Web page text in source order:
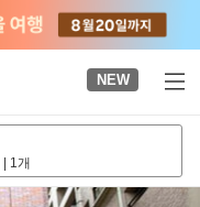
NEW
| 1개